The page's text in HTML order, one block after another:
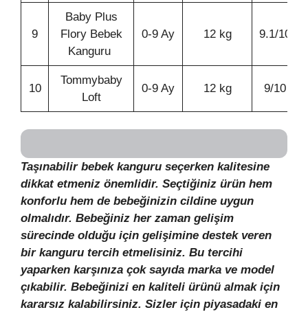
9
Baby Plus
Flory Bebek
Kanguru
0-9 Ay 12 kg 9.1/10
10
Tommybaby
Loft
0-9 Ay 12 kg 9/10
Taşınabilir bebek kanguru seçerken kalitesine
dikkat etmeniz önemlidir. Seçtiğiniz ürün hem
konforlu hem de bebeğinizin cildine uygun
olmalıdır. Bebeğiniz her zaman gelişim
sürecinde olduğu için gelişimine destek veren
bir kanguru tercih etmelisiniz. Bu tercihi
yaparken karşınıza çok sayıda marka ve model
çıkabilir. Bebeğinizi en kaliteli ürünü almak için
kararsız kalabilirsiniz. Sizler için piyasadaki en